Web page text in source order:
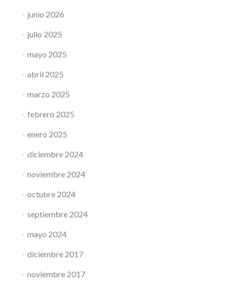
junio 2026
julio 2025
mayo 2025
abril 2025
marzo 2025
febrero 2025
enero 2025
diciembre 2024
noviembre 2024
octubre 2024
septiembre 2024
mayo 2024
diciembre 2017
noviembre 2017